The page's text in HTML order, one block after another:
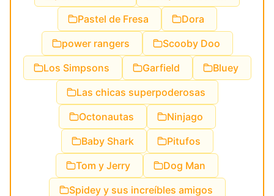
Pastel de Fresa
Dora
power rangers
Scooby Doo
Los Simpsons
Garfield
Bluey
Las chicas superpoderosas
Octonautas
Ninjago
Baby Shark
Pitufos
Tom y Jerry
Dog Man
Spidey y sus increíbles amigos